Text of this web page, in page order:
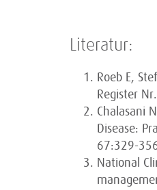
Literatur:
Roeb E,
Register
Chalasani
Disease:
67:329-
National